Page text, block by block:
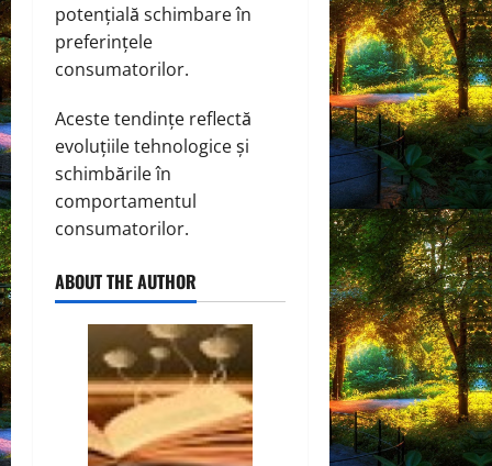
potențială schimbare în
preferințele
consumatorilor.
Aceste tendințe reflectă
evoluțiile tehnologice și
schimbările în
comportamentul
consumatorilor.
ABOUT THE AUTHOR